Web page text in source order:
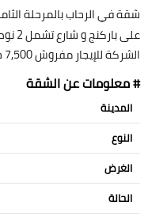
شقة في الرحاب بالمرحلة
الشركة للإيجار مفروش 7,500 جنيه و امام سوق الشرق مباشرة
# معلومات عن الشقة
المدينة
النوع
الغرض
الحالة